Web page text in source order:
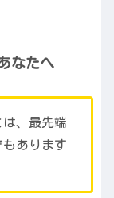
なたへ
、最先端
あります